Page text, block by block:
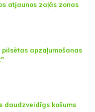
atjaunos zaļās zonas
apzaļumošanas
daudzveidīgs košums